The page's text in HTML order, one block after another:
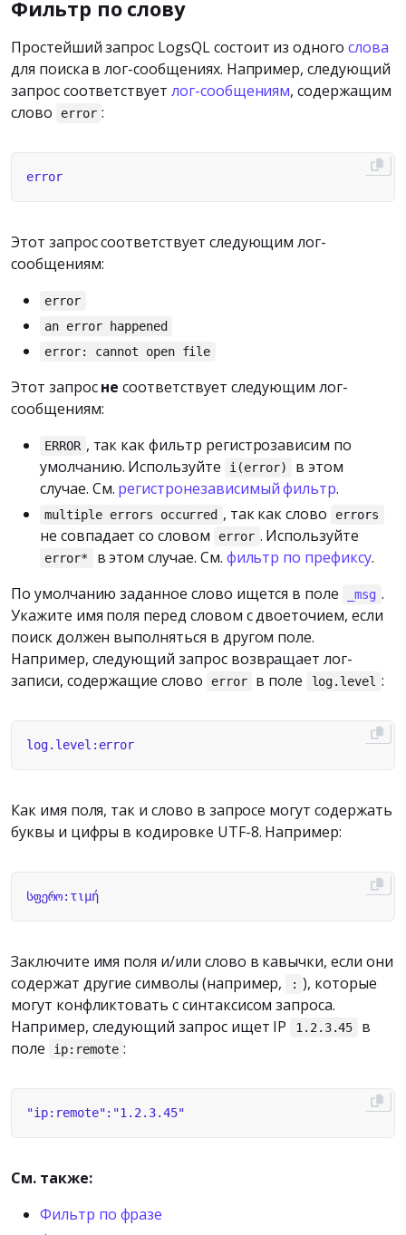
Фильтр по слову
Простейший запрос LogsQL состоит из одного слова
для поиска в лог-сообщениях. Например, следующий
запрос соответствует лог-сообщениям, содержащим
слово
error :
error
Этот запрос соответствует следующим лог-
сообщениям:
error
an error happened
error: cannot open file
Этот запросне соответствует следующим лог-
сообщениям:
ERROR , так как фильтр регистрозависим по
умолчанию. Используйте
i(error)
в этом
случае. См. регистронезависимый фильтр.
multiple errors occurred , так как слово errors
не совпадает со словом error . Используйте
error* в этом случае. См. фильтр по префиксу.
По умолчанию заданное слово ищется в поле
_msg .
Укажите имя поля перед словом с двоеточием, если
поиск должен выполняться в другом поле.
Например, следующий запрос возвращает лог-
записи, содержащие слово
error в поле log.level :
Как имя поля, так и слово в запросе могут содержать
буквы и цифры в кодировке UTF-8. Например:
სფერო:τιμή
Заключите имя поля и/или слово в кавычки, если они
содержат другие символы (например,
: ), которые
могут конфликтовать с синтаксисом запроса.
Например, следующий запрос ищет IP
1.2.3.45
в
поле
ip:remote :
См. также:
Фильтр по фразе